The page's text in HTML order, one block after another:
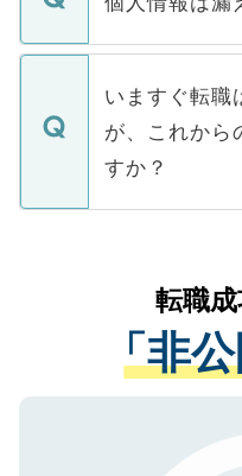
■応募殺到を避
関を公にしてし
に、医療機関
みを人材紹介
ています。
定を承諾する必
の辞退の連絡
ますので、ご
個人情報が漏え
で、ご安心く
などで収集し
ご本人のキャ
支援を目的に
ているすべての
は、個人情報
管理基準を満
る、プライバ
ご登録いただ
で、機密保持
いますぐ転職
が、これから
すか？
かがいして、
経験をまじえ
させていただ
ない方には、
ので、まずはご
転職
「非